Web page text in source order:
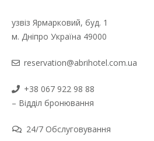
узвіз Ярмарковий, буд. 1
м. Дніпро Україна 49000
reservation@abrihotel.com.ua
+38 067 922 98 88
– Відділ бронювання
24/7 Обслуговування